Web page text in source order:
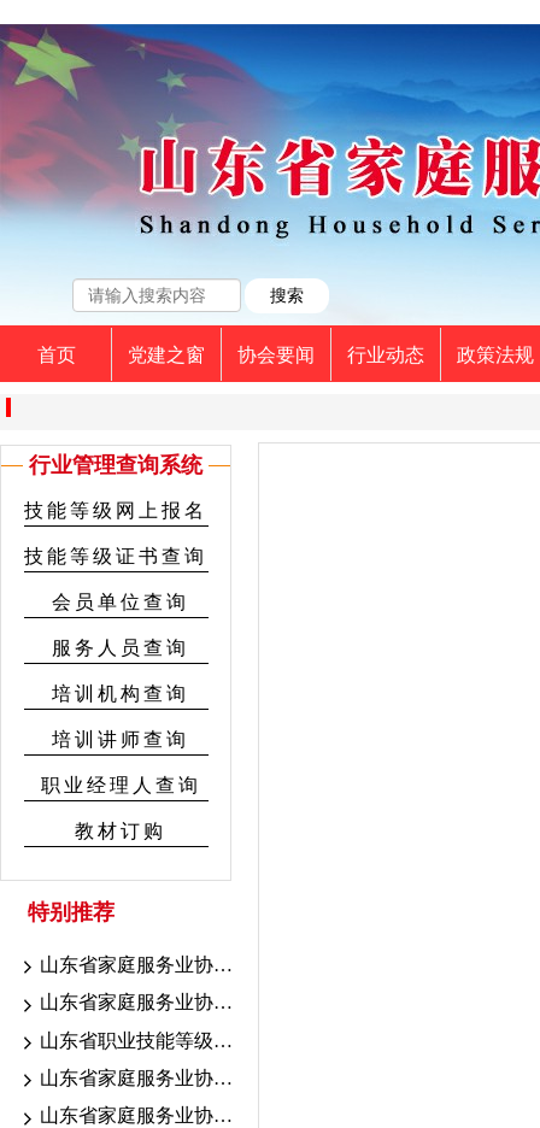
首页 党建之窗 协会要闻 行业动态 政策法规
行业管理查询系统
技能等级网上报名
技能等级证书查询
会员单位查询
服务人员查询
培训机构查询
培训讲师查询
职业经理人查询
教材订购
特别推荐
山东省家庭服务业协会7.18-19联考证书颁发公示
山东省家庭服务业协会7.10-16考期证书颁发公示
山东省职业技能等级认定育婴联考山东省家庭服务业协会考点成绩公示
山东省家庭服务业协会职业技能等级认定2026年7.10-16考期成绩公示
山东省家庭服务业协会2026.6.13-18考期证书颁发公示